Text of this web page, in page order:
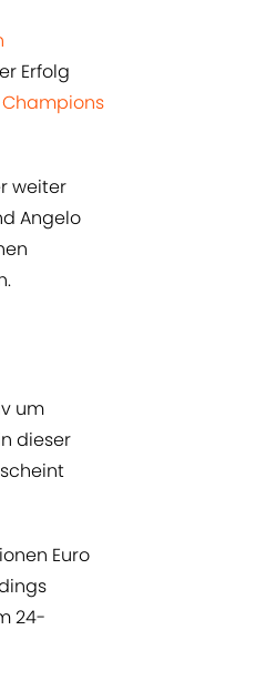
Erfolg
Champions
weiter
Angelo
um
dieser
Euro
24-